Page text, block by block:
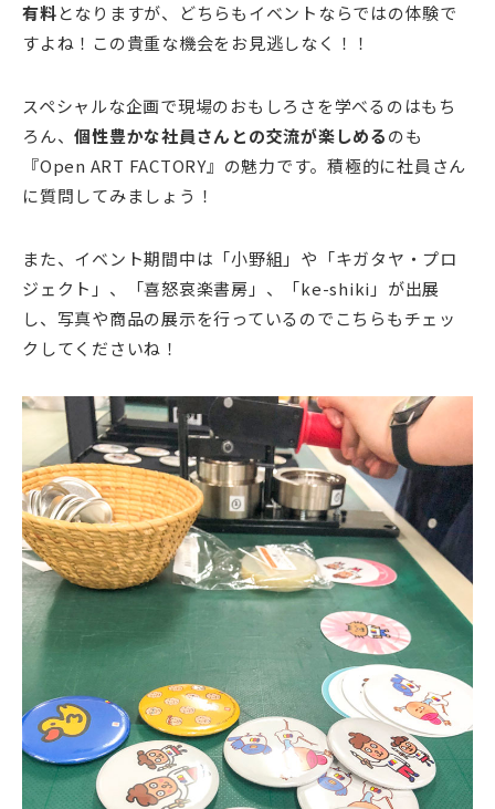
有料となりますが、どちらもイベントならではの体験で
すよね！この貴重な機会をお見逃しなく！！
スペシャルな企画で現場のおもしろさを学べるのはもち
ろん、個性豊かな社員さんとの交流が楽しめるのも
『Open ART FACTORY』の魅力です。積極的に社員さん
に質問してみましょう！
また、イベント期間中は「小野組」や「キガタヤ・プロ
ジェクト」、「喜怒哀楽書房」、「ke-shiki」が出展
し、写真や商品の展示を行っているのでこちらもチェッ
クしてくださいね！